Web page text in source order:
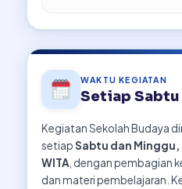
WAKTU KEGIATAN
Setiap Sabtu
Kegiatan Sekolah Budaya
setiapSabtu dan Minggu,
WITA , dengan pembagian
dan materi pembelajaran.